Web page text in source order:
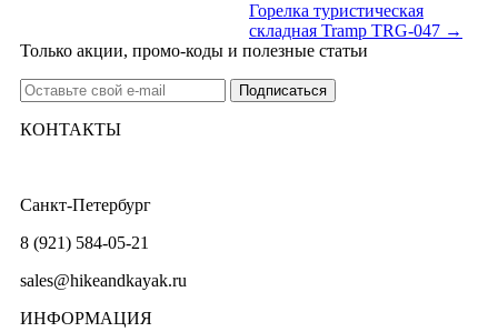
Горелка туристическая
складная Tramp TRG-047 →
Только акции, промо-коды и полезные статьи
КОНТАКТЫ
Санкт-Петербург
8 (921) 584-05-21
sales@hikeandkayak.ru
ИНФОРМАЦИЯ